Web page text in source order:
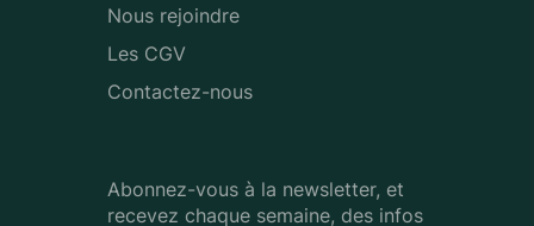
Nous rejoindre
Les CGV
Contactez-nous
Abonnez-vous à la newsletter, et
recevez chaque semaine, des infos